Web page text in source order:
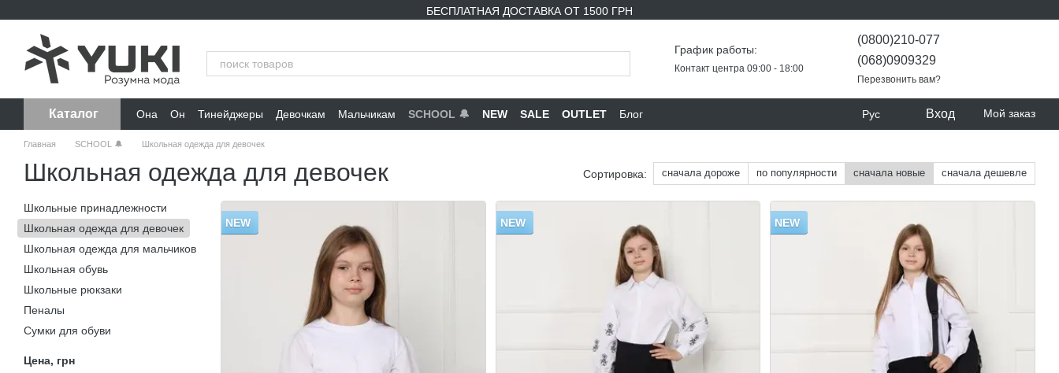
БЕСПЛАТНАЯ ДОСТАВКА ОТ 1500 ГРН
График работы:
Контакт центра 09:00 - 18:00
(0800)210-077
(068)0909329
Перезвонить вам?
Каталог Она Он Тинейджеры Девочкам Мальчикам SCHOOL 🔔 NEW SALE OUTLET Блог Рус Вход Мой заказ
Главная SCHOOL 🔔 Школьная одежда для девочек
Школьная одежда для девочек Сортировка: сначала дороже по популярности сначала новые сначала дешевле
NEW NEW NEW
Школьные принадлежности
Школьная одежда для девочек
Школьная одежда для мальчиков
Школьная обувь
Школьные рюкзаки
Пеналы
Сумки для обуви
Цена, грн